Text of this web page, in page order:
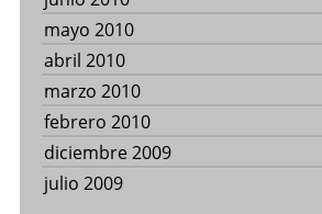
mayo 2010
abril 2010
marzo 2010
febrero 2010
diciembre 2009
julio 2009